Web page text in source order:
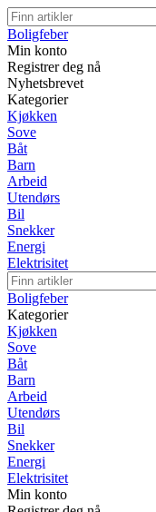
Boligfeber
Min konto
Registrer deg nå
Nyhetsbrevet
Kategorier
Kjøkken
Sove
Båt
Barn
Arbeid
Utendørs
Bil
Snekker
Energi
Elektrisitet
Boligfeber
Kategorier
Kjøkken
Sove
Båt
Barn
Arbeid
Utendørs
Bil
Snekker
Energi
Elektrisitet
Min konto